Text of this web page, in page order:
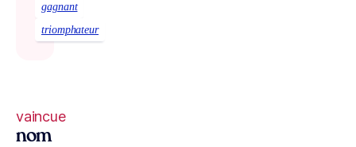
gagnant
triomphateur
vaincue
nom